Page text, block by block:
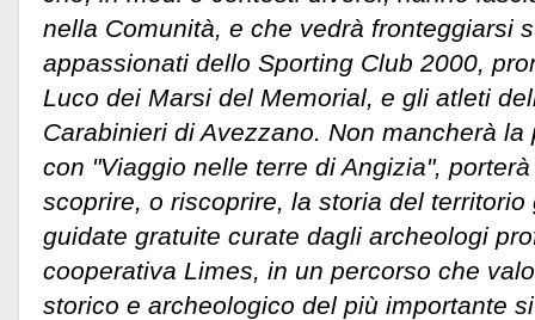
nella Comunità, e che vedrà fronteggiarsi
appassionati dello Sporting Club 2000,
Luco dei Marsi del Memorial, e gli atleti
Carabinieri di Avezzano. Non mancherà
con "Viaggio nelle terre di Angizia",
scoprire, o riscoprire, la storia del
guidate gratuite curate dagli archeologi
cooperativa Limes, in un percorso che
storico e archeologico del più importante